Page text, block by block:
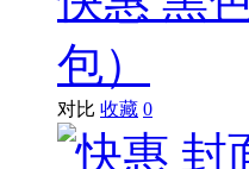
包）
对比 收藏 0